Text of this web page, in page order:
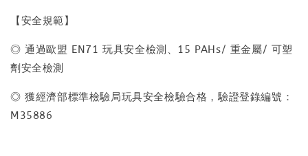
【安全規範】
◎ 通過歐盟 EN71 玩具安全檢測、15 PAHs/ 重金屬/ 可塑
劑安全檢測
◎ 獲經濟部標準檢驗局玩具安全檢驗合格，驗證登錄編號：
M35886